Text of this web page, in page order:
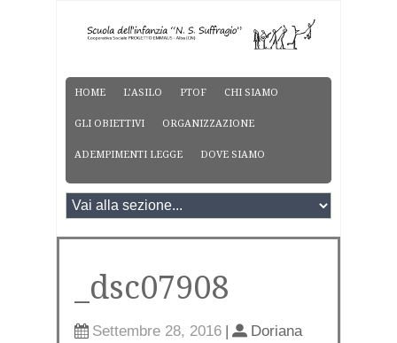
HOME L’ASILO PTOF CHI SIAMO
GLI OBIETTIVI ORGANIZZAZIONE
ADEMPIMENTI LEGGE DOVE SIAMO
_dsc07908
Settembre 28, 2016 |
Doriana